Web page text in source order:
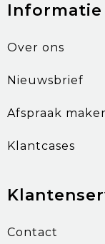
Informatie
Over ons
Nieuwsbrief
Afspraak
Klantcases
Contact